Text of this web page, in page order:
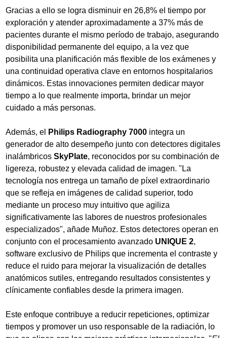
Gracias a ello se logra disminuir en 26,8% el tiempo por
exploración y atender aproximadamente a 37% más de
pacientes durante el mismo período de trabajo, asegurando
disponibilidad permanente del equipo, a la vez que
posibilita una planificación más flexible de los exámenes y
una continuidad operativa clave en entornos hospitalarios
dinámicos. Estas innovaciones permiten dedicar mayor
tiempo a lo que realmente importa, brindar un mejor
cuidado a más personas.
Además, el Philips Radiography 7000 integra un
generador de alto desempeño junto con detectores digitales
inalámbricosSkyPlate, reconocidos por su combinación de
ligereza, robustez y elevada calidad de imagen. "La
tecnología nos entrega un tamaño de píxel extraordinario
que se refleja en imágenes de calidad superior, todo
mediante un proceso muy intuitivo que agiliza
significativamente las labores de nuestros profesionales
especializados", añade Muñoz. Estos detectores operan en
conjunto con el procesamiento avanzado UNIQUE 2,
software exclusivo de Philips que incrementa el contraste y
reduce el ruido para mejorar la visualización de detalles
anatómicos sutiles, entregando resultados consistentes y
clínicamente confiables desde la primera imagen.
Este enfoque contribuye a reducir repeticiones, optimizar
tiempos y promover un uso responsable de la radiación, lo